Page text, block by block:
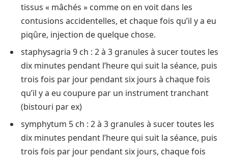
tissus « mâchés » comme on en voit dans les
contusions accidentelles, et chaque fois qu’il y a eu
piqûre, injection de quelque chose.
staphysagria 9 ch : 2 à 3 granules à sucer toutes les
dix minutes pendant l’heure qui suit la séance, puis
trois fois par jour pendant six jours à chaque fois
qu’il y a eu coupure par un instrument tranchant
(bistouri par ex)
symphytum 5 ch : 2 à 3 granules à sucer toutes les
dix minutes pendant l’heure qui suit la séance, puis
trois fois par jour pendant six jours, chaque fois